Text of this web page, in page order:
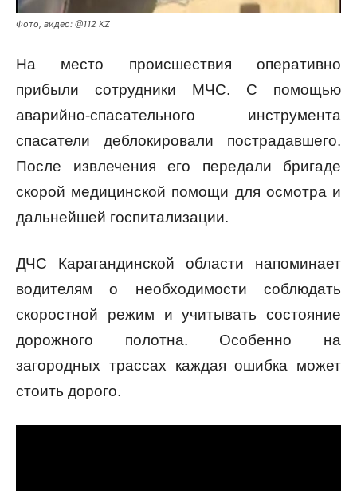
Фото, видео: @112 KZ
На место происшествия оперативно
прибыли сотрудники МЧС. С помощью
аварийно-спасательного инструмента
спасатели деблокировали пострадавшего.
После извлечения его передали бригаде
скорой медицинской помощи для осмотра и
дальнейшей госпитализации.
ДЧС Карагандинской области напоминает
водителям о необходимости соблюдать
скоростной режим и учитывать состояние
дорожного полотна. Особенно на
загородных трассах каждая ошибка может
стоить дорого.